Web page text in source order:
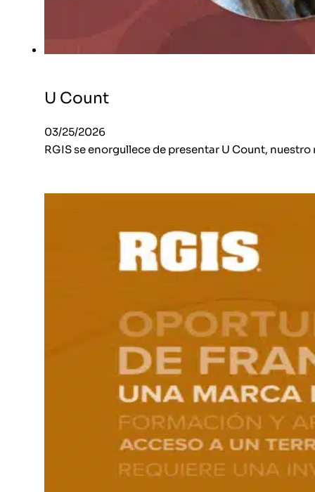
U Count
03/25/2026
RGIS se enorgullece de presentar U Count,